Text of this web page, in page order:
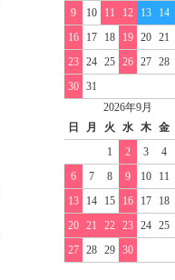
9
10 11 12 13 14
16
17 18 19 20 21
23
24 25 26 27 28
30
31
2026年9月
日
月 火 水 木 金
1
2 3 4
6
7 8 9 10 11
13
14 15 16 17 18
20
21 22 23 24 25
27
28 29 30